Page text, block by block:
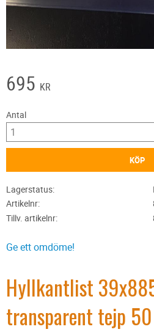
695 KR
Antal
KÖP
Lagerstatus
Artikelnr
Tillv. artikelnr
Ge ett omdöme!
Hyllkantlist
transparent tejp